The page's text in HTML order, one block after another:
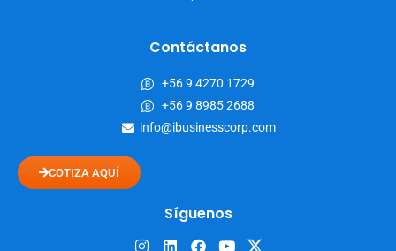
Contáctanos
+56 9 4270 1729
+56 9 8985 2688
info@ibusinesscorp.com
COTIZA AQUÍ
Síguenos